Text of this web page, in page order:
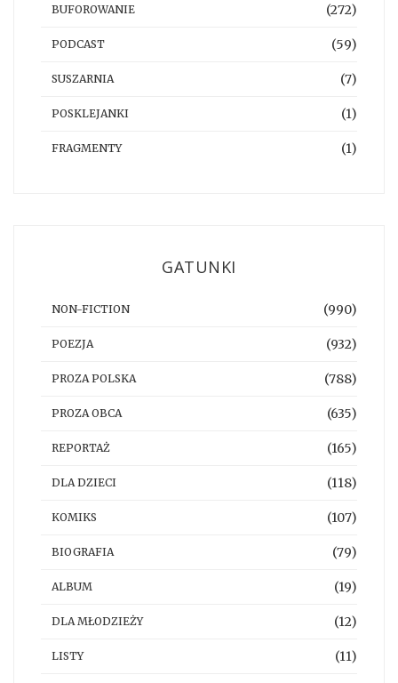
BUFOROWANIE (272)
PODCAST (59)
SUSZARNIA (7)
POSKLEJANKI (1)
FRAGMENTY (1)
GATUNKI
NON-FICTION (990)
POEZJA (932)
PROZA POLSKA (788)
PROZA OBCA (635)
REPORTAŻ (165)
DLA DZIECI (118)
KOMIKS (107)
BIOGRAFIA (79)
ALBUM (19)
DLA MŁODZIEŻY (12)
LISTY (11)